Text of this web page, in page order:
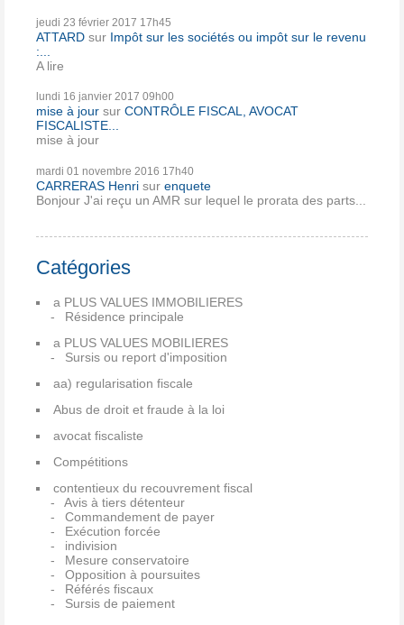
jeudi 23 février 2017 17h45
ATTARD sur Impôt sur les sociétés ou impôt sur le revenu
:...
A lire
lundi 16 janvier 2017 09h00
mise à jour sur CONTRÔLE FISCAL, AVOCAT
FISCALISTE...
mise à jour
mardi 01 novembre 2016 17h40
CARRERAS Henri sur enquete
Bonjour J'ai reçu un AMR sur lequel le prorata des parts...
Catégories
a PLUS VALUES IMMOBILIERES
Résidence principale
a PLUS VALUES MOBILIERES
Sursis ou report d'imposition
aa) regularisation fiscale
Abus de droit et fraude à la loi
avocat fiscaliste
Compétitions
contentieux du recouvrement fiscal
Avis à tiers détenteur
Commandement de payer
Exécution forcée
indivision
Mesure conservatoire
Opposition à poursuites
Référés fiscaux
Sursis de paiement